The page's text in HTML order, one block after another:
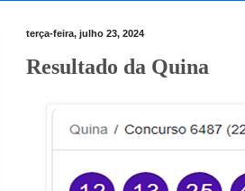
terça-feira, julho 23, 2024
Resultado da Quina